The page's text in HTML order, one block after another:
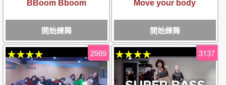
BBoom Bboom
開始練舞
Move your body
開始練舞
2989
★★★★ 3137
★★★★